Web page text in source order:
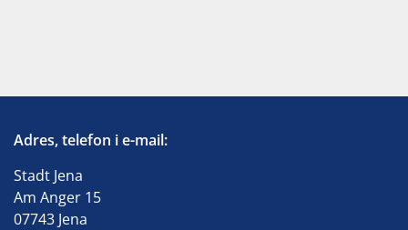
Adres, telefon i e-mail:
Stadt Jena
Am Anger 15
07743 Jena